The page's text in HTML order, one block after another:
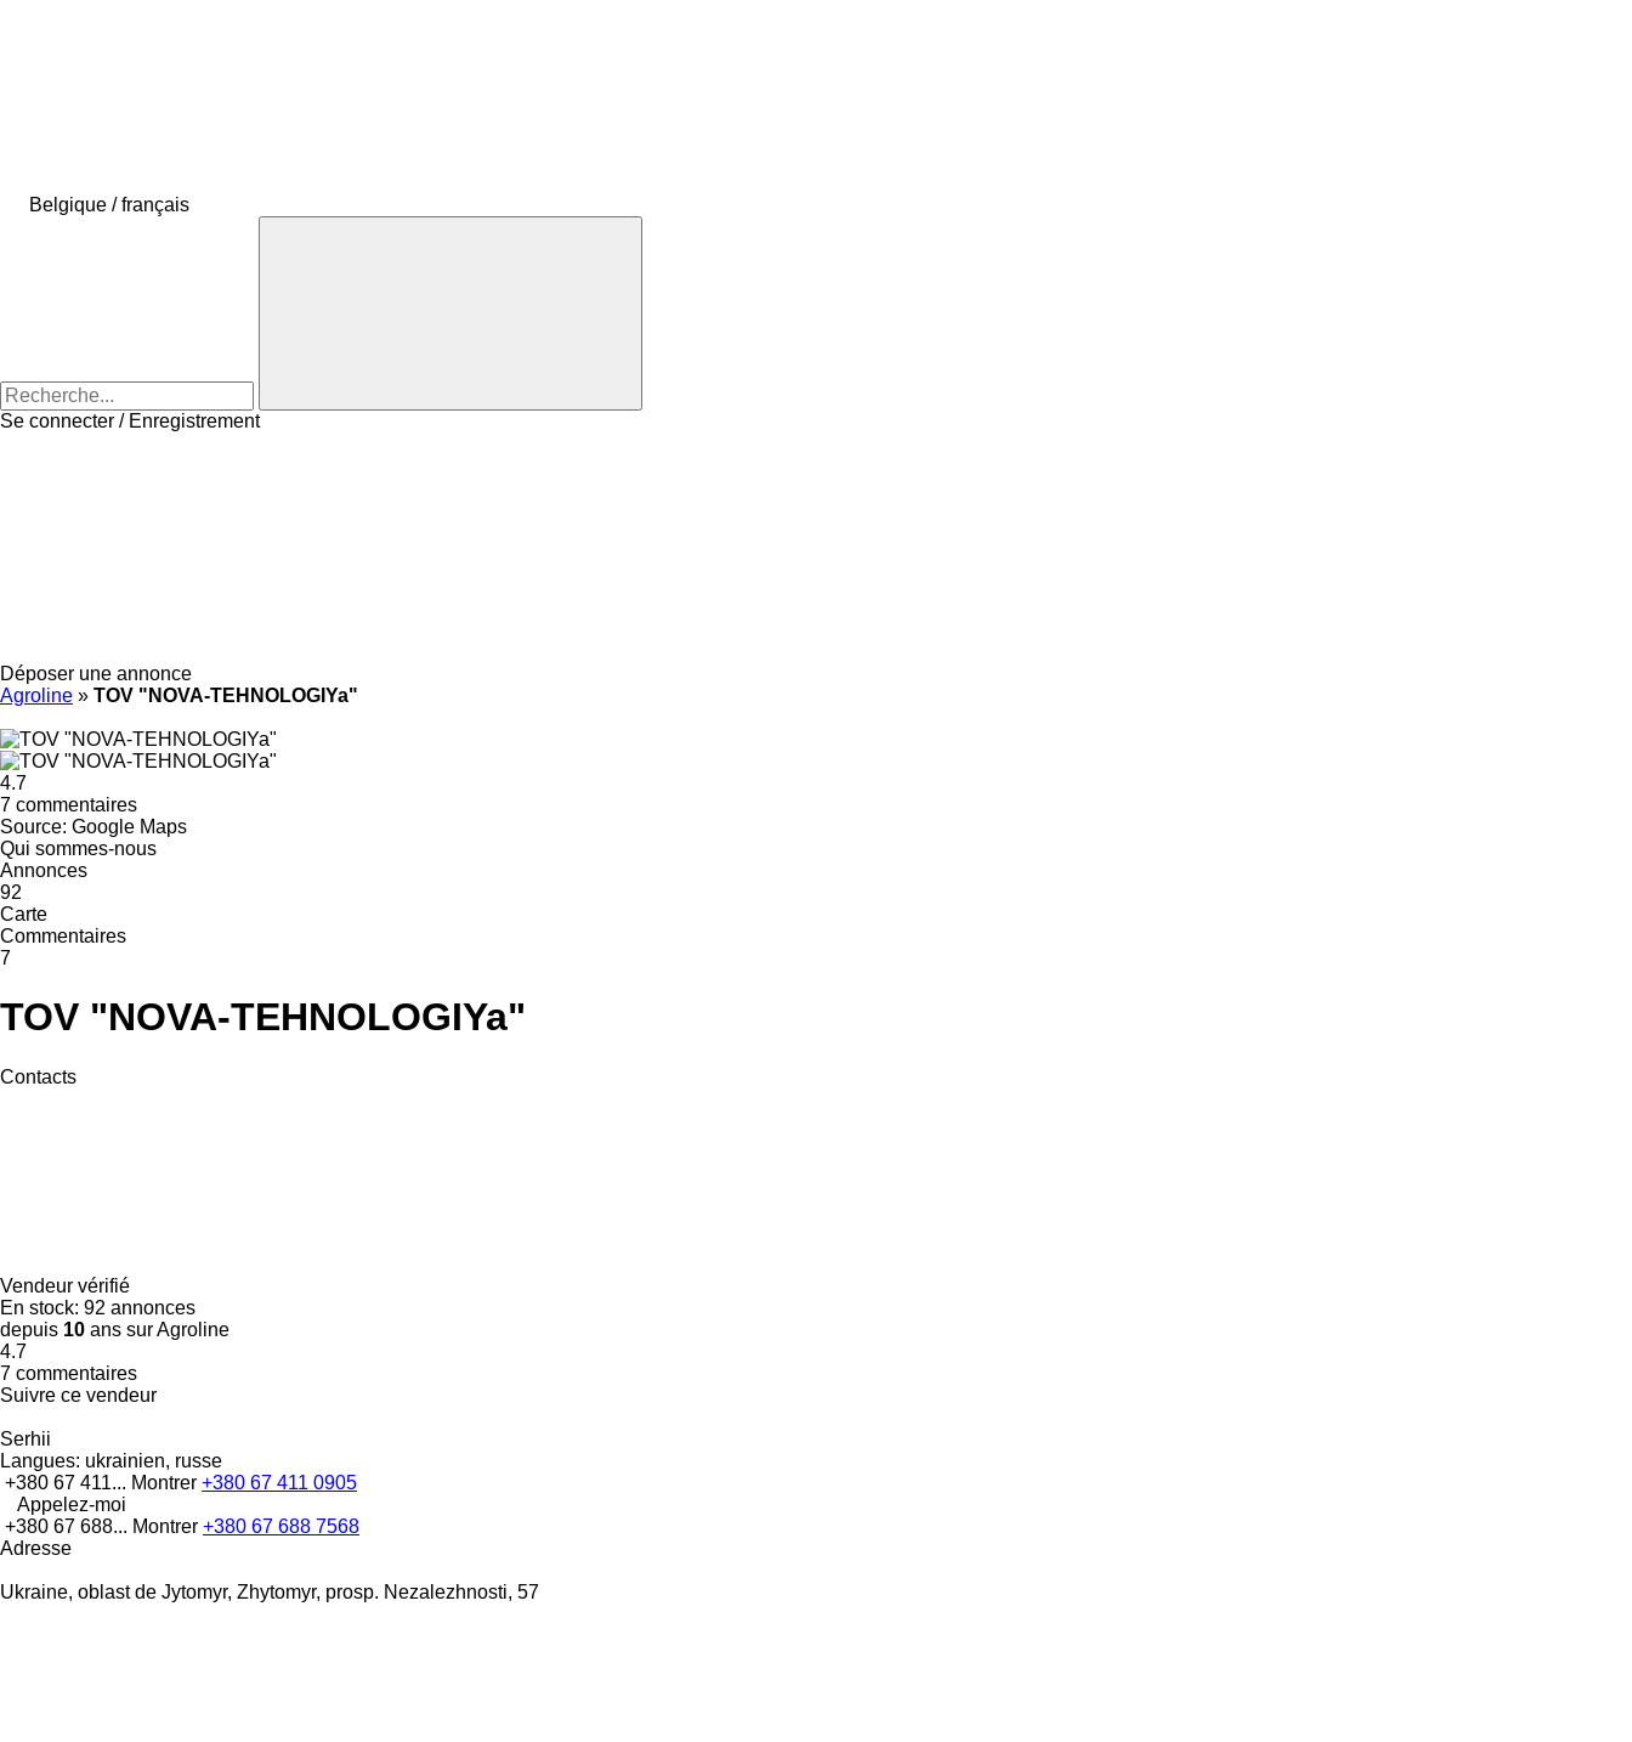
Belgique / français
Se connecter / Enregistrement
Déposer une annonce
Agroline » TOV "NOVA-TEHNOLOGIYa"
4.7
7 commentaires
Source: Google Maps
Qui sommes-nous
Annonces
92
Carte
Commentaires
7
TOV "NOVA-TEHNOLOGIYa"
Contacts
Vendeur vérifié
En stock: 92 annonces
depuis 10 ans sur Agroline
4.7
7 commentaires
Suivre ce vendeur
Serhii
Langues: ukrainien, russe
+380 67 411... Montrer +380 67 411 0905
Appelez-moi
+380 67 688... Montrer +380 67 688 7568
Adresse
Ukraine, oblast de Jytomyr, Zhytomyr, prosp. Nezalezhnosti, 57